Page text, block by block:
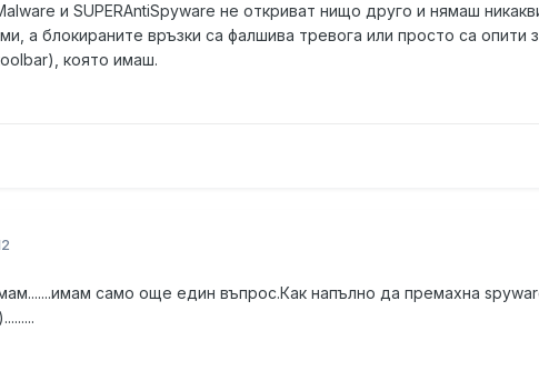
и SUPERAntiSpyware не откриват нищо друго и нямаш
а блокираните връзки са фалшива тревога или просто са опити
която имаш.
само още един въпрос.Как напълно да премахна